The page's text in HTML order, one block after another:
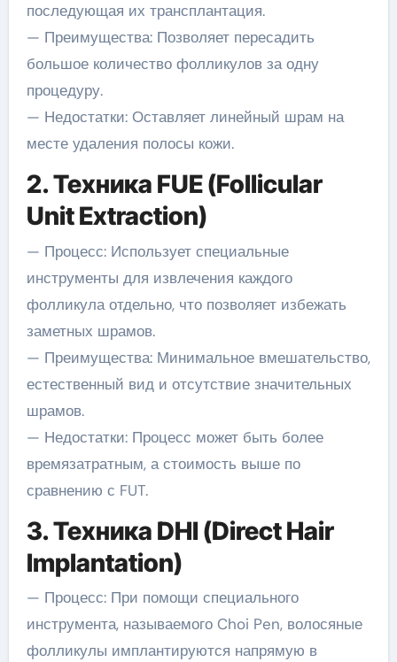
последующая их трансплантация.
— Преимущества: Позволяет пересадить
большое количество фолликулов за одну
процедуру.
— Недостатки: Оставляет линейный шрам на
месте удаления полосы кожи.
2. Техника FUE (Follicular
Unit Extraction)
— Процесс: Использует специальные
инструменты для извлечения каждого
фолликула отдельно, что позволяет избежать
заметных шрамов.
— Преимущества: Минимальное вмешательство,
естественный вид и отсутствие значительных
шрамов.
— Недостатки: Процесс может быть более
времязатратным, а стоимость выше по
сравнению с FUT.
3. Техника DHI (Direct Hair
Implantation)
— Процесс: При помощи специального
инструмента, называемого Choi Pen, волосяные
фолликулы имплантируются напрямую в